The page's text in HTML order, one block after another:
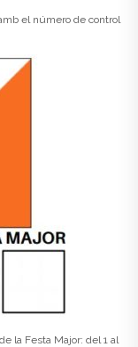
el número de control
la Festa Major: del 1 al